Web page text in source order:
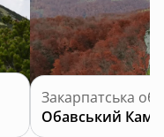
Закарпатська
Обавський